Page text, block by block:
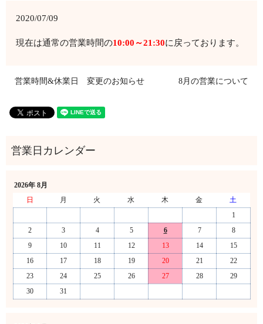
2020/07/09
現在は通常の営業時間の10:00～21:30に戻っております。
営業時間&休業日 変更のお知らせ 8月の営業について
2026年 8月
日
月 火 水 木 金
土
1
2
3 4 5 6 7
8
9
10 11 12 13 14
15
16
17 18 19 20 21
22
23
24 25 26 27 28
29
30
31